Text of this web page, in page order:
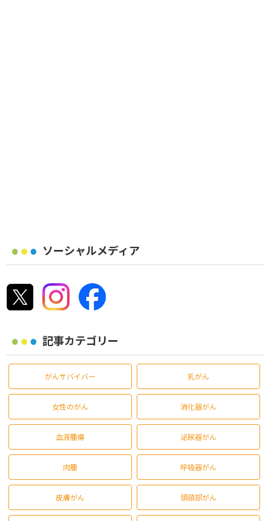
ソーシャルメディア
記事カテゴリー
がんサバイバー 乳がん
女性のがん 消化器がん
血液腫瘍 泌尿器がん
肉腫 呼吸器がん
皮膚がん 頭頸部がん